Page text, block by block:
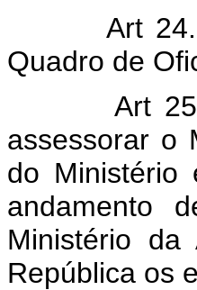
Art 24. O
Quadro de
Art 25. A
assessorar o
do Ministério
andamento
Ministério da
República os